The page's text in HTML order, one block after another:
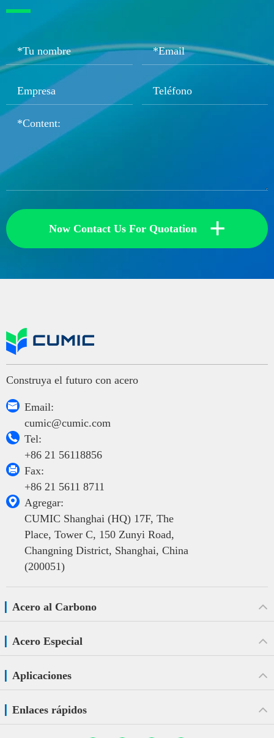
Now Contact Us For Quotation +
Construya el futuro con acero

Email:
cumic@cumic.com

Tel:
+86 21 56118856

Fax:
+86 21 5611 8711

Agregar:
CUMIC Shanghai (HQ) 17F, The
Place, Tower C, 150 Zunyi Road,
Changning District, Shanghai, China
(200051)
Acero al Carbono
Acero Especial
Aplicaciones
Enlaces rápidos